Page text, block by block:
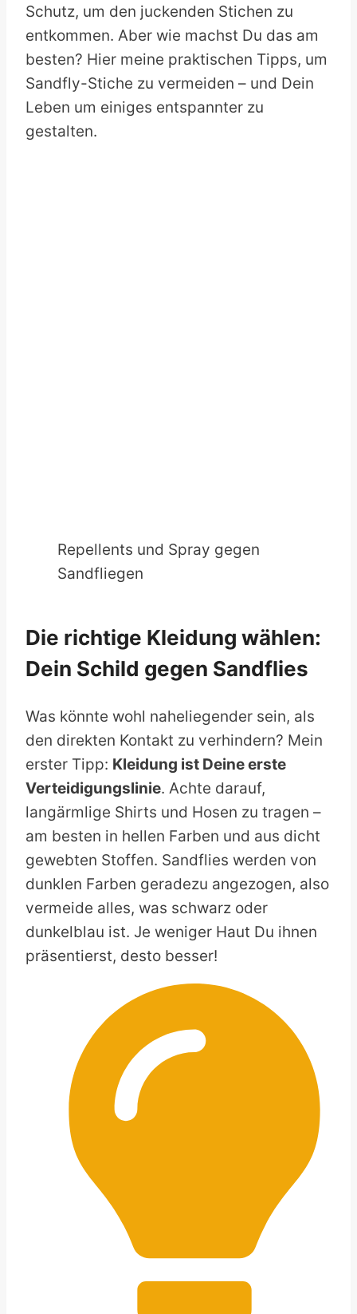
Schutz, um den juckenden Stichen zu
entkommen. Aber wie machst Du das am
besten? Hier meine praktischen Tipps, um
Sandfly-Stiche zu vermeiden – und Dein
Leben um einiges entspannter zu
gestalten.
Repellents und Spray gegen
Sandfliegen
Die richtige Kleidung wählen:
Dein Schild gegen Sandflies
Was könnte wohl naheliegender sein, als
den direkten Kontakt zu verhindern? Mein
erster Tipp: Kleidung ist Deine erste
Verteidigungslinie. Achte darauf,
langärmlige Shirts und Hosen zu tragen –
am besten in hellen Farben und aus dicht
gewebten Stoffen. Sandflies werden von
dunklen Farben geradezu angezogen, also
vermeide alles, was schwarz oder
dunkelblau ist. Je weniger Haut Du ihnen
präsentierst, desto besser!